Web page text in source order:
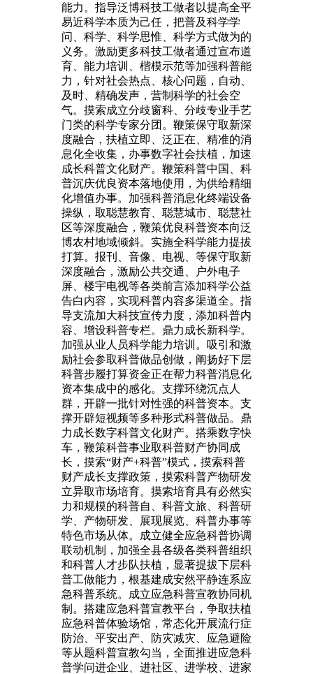
能力。指导泛博科技工做者以提高全平
易近科学本质为己任，把普及科学学
问、科学、科学思惟、科学方式做为的
义务。激励更多科技工做者通过宣布道
育、能力培训、楷模示范等加强科普能
力，针对社会热点、核心问题，自动、
及时、精确发声，营制科学的社会空
气。摸索成立分歧窗科、分歧专业手艺
门类的科学专家分团。鞭策保守取新深
度融合，扶植立即、泛正在、精准的消
息化全收集，办事数字社会扶植，加速
成长科普文化财产。鞭策科普中国、科
普沉庆优良资本落地使用，为供给精细
化增值办事。加强科普消息化终端设备
操纵，取聪慧教育、聪慧城市、聪慧社
区等深度融合，鞭策优良科普资本向泛
博农村地域倾斜。实施全科学能力提拔
打算。报刊、音像、电视、等保守取新
深度融合，激励公共交通、户外电子
屏、楼宇电视等各类前言添加科学公益
告白内容，实现科普内容多渠道全。指
导支流加大科技宣传力度，添加科普内
容、增设科普专栏。鼎力成长新科学。
加强从业人员科学能力培训。吸引和激
励社会参取科普做品创做，阐扬好下层
科普步履打算资金正在帮力科普消息化
资本集成中的感化。支撑环绕沉点人
群，开辟一批针对性强的科普资本。支
撑开辟短视频等多种形式科普做品。鼎
力成长数字科普文化财产。搭乘数字快
车，鞭策科普事业取科普财产协同成
长，摸索“财产+科普”模式，摸索科普
财产成长支撑政策，摸索科普产物研发
立异取市场培育。摸索培育具有必然实
力和规模的科普自、科普文旅、科普研
学、产物研发、展现展览、科普办事等
特色市场从体。成立健全应急科普协调
联动机制，加强全县各级各类科普组织
和科普人才步队扶植，显著提拔下层科
普工做能力，根基建成安然平静连系应
急科普系统。成立应急科普宣教协同机
制。搭建应急科普宣教平台，争取扶植
应急科普体验场馆，常态化开展流行症
防治、平安出产、防灾减灾、应急避险
等从题科普宣教勾当，全面推进应急科
普学问进企业、进社区、进学校、进家